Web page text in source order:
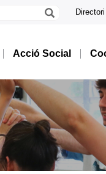
Directori
Acció Social